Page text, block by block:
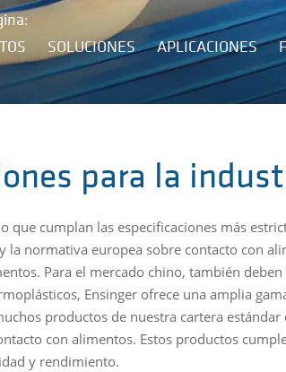
SOLUCIONES APLICACIONES
para la
que cumplan las especificaciones más
la normativa europea sobre contacto con
Para el mercado chino, también
Ensinger ofrece una amplia
productos de nuestra cartera
con alimentos. Estos productos
y rendimiento.